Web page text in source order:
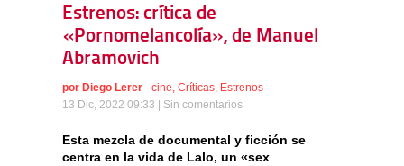
Estrenos: crítica de
«Pornomelancolía», de Manuel
Abramovich
por Diego Lerer - cine, Críticas, Estrenos
13 Dic, 2022 09:33 | Sin comentarios
Esta mezcla de documental y ficción se
centra en la vida de Lalo, un «sex